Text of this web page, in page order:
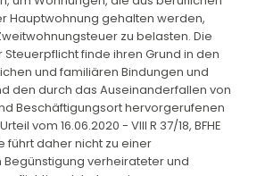
Hauptwohnung gehalten werden,
zu belasten. Die
finde ihren Grund in den
und familiären Bindungen und
den durch das Auseinanderfallen von
Beschäftigungsort hervorgerufenen
vom 16.06.2020 - VIII R 37/18, BFHE
führt daher nicht zu einer
verheirateter und